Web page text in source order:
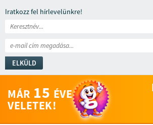
Iratkozz fel hírlevelünkre!
ELKÜLD
MÁR 15 ÉVE
VELETEK!